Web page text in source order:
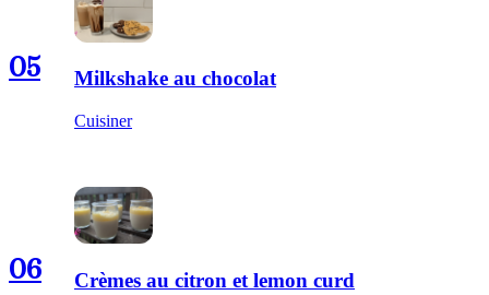
05 Milkshake au chocolat
Cuisiner
06 Crèmes au citron et lemon curd